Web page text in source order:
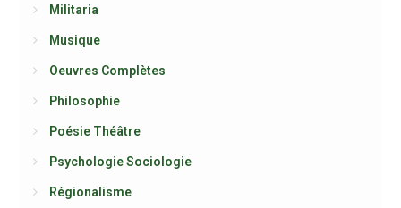
Militaria
Musique
Oeuvres Complètes
Philosophie
Poésie Théâtre
Psychologie Sociologie
Régionalisme